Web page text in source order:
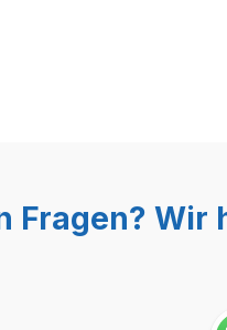
Fragen?